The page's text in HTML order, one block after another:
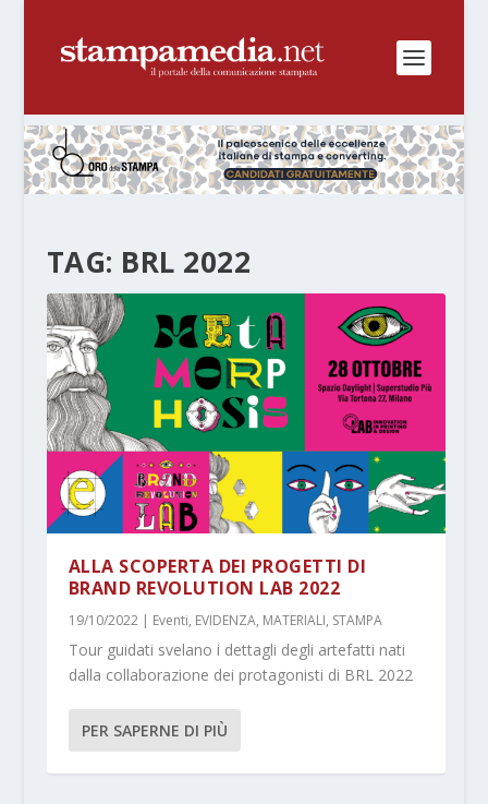
TAG: BRL 2022
ALLA SCOPERTA DEI PROGETTI DI
BRAND REVOLUTION LAB 2022
19/10/2022| Eventi, EVIDENZA, MATERIALI, STAMPA
Tour guidati svelano i dettagli degli artefatti nati
dalla collaborazione dei protagonisti di BRL 2022
PER SAPERNE DI PIÙ